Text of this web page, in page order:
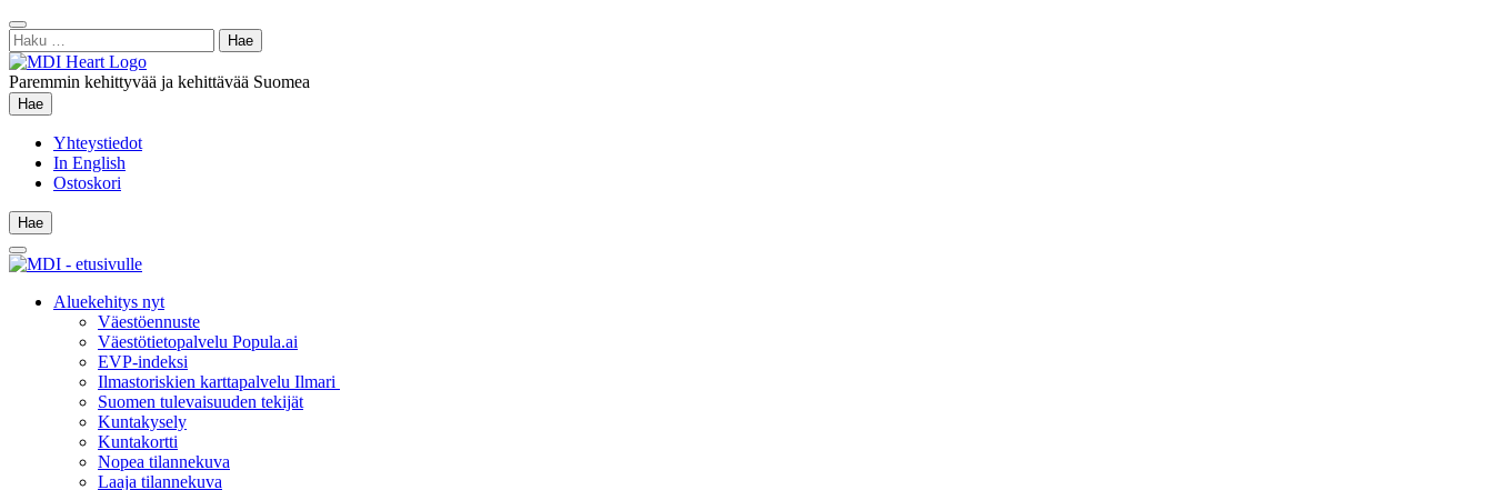
Siirry
sisältöön
Sulje
hae
Haku:
Paremmin kehittyvää ja kehittävää Suomea
Hae
Hae
Yhteystiedot
In English
Ostoskori
Hae
Hae
Main
Menu
Aluekehitys nyt
Väestöennuste
Väestötietopalvelu Popula.ai
EVP-indeksi
Ilmastoriskien karttapalvelu Ilmari
Suomen tulevaisuuden tekijät
Kuntakysely
Kuntakortti
Nopea tilannekuva
Laaja tilannekuva